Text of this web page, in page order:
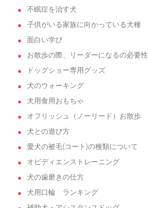
不眠症を治す犬
子供がいる家族に向かっている犬種
面白い学び
お散歩の際、リーダーになるの必要性
ドッグショー専用グッズ
犬のウォーキング
犬用食用おもちゃ
オフリッシュ（ノーリード）お散歩
犬との遊び方
愛犬の被毛(コート)の種類について
オビディエンストレーニング
犬の歯磨きの仕方
犬用口輪 ランキング